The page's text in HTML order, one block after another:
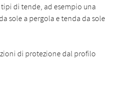
di tende, ad esempio una
sole a pergola e tenda da sole
di protezione dal profilo